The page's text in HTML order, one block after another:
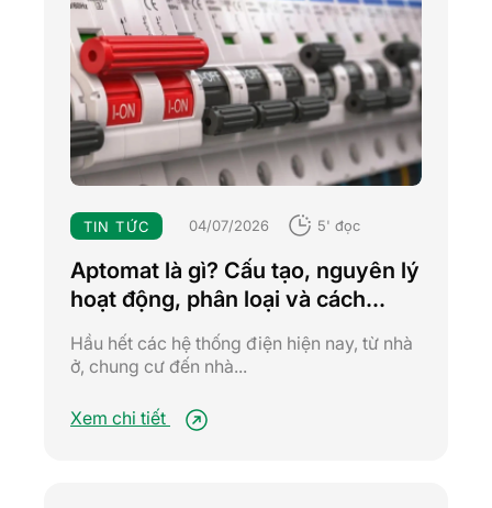
TIN TỨC 04/07/2026 5' đọc
Aptomat là gì? Cấu tạo, nguyên lý
hoạt động, phân loại và cách
chọn aptomat phù hợp
Hầu hết các hệ thống điện hiện nay, từ nhà
ở, chung cư đến nhà...
Xem chi tiết